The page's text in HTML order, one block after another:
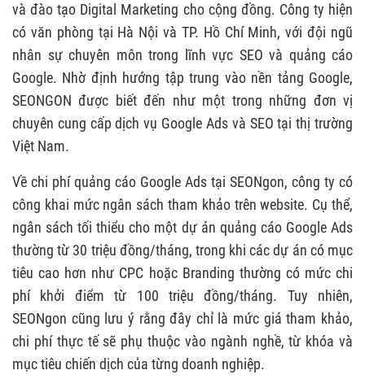
và đào tạo Digital Marketing cho cộng đồng. Công ty hiện
có văn phòng tại Hà Nội và TP. Hồ Chí Minh, với đội ngũ
nhân sự chuyên môn trong lĩnh vực SEO và quảng cáo
Google. Nhờ định hướng tập trung vào nền tảng Google,
SEONGON được biết đến như một trong những đơn vị
chuyên cung cấp dịch vụ Google Ads và SEO tại thị trường
Việt Nam.
Về chi phí quảng cáo Google Ads tại SEONgon, công ty có
công khai mức ngân sách tham khảo trên website. Cụ thể,
ngân sách tối thiểu cho một dự án quảng cáo Google Ads
thường từ 30 triệu đồng/tháng, trong khi các dự án có mục
tiêu cao hơn như CPC hoặc Branding thường có mức chi
phí khởi điểm từ 100 triệu đồng/tháng. Tuy nhiên,
SEONgon cũng lưu ý rằng đây chỉ là mức giá tham khảo,
chi phí thực tế sẽ phụ thuộc vào ngành nghề, từ khóa và
mục tiêu chiến dịch của từng doanh nghiệp.